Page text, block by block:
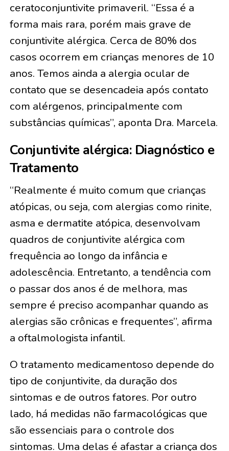
ceratoconjuntivite primaveril. “Essa é a
forma mais rara, porém mais grave de
conjuntivite alérgica. Cerca de 80% dos
casos ocorrem em crianças menores de 10
anos. Temos ainda a alergia ocular de
contato que se desencadeia após contato
com alérgenos, principalmente com
substâncias químicas”, aponta Dra. Marcela.
Conjuntivite alérgica: Diagnóstico e
Tratamento
“Realmente é muito comum que crianças
atópicas, ou seja, com alergias como rinite,
asma e dermatite atópica, desenvolvam
quadros de conjuntivite alérgica com
frequência ao longo da infância e
adolescência. Entretanto, a tendência com
o passar dos anos é de melhora, mas
sempre é preciso acompanhar quando as
alergias são crônicas e frequentes”, afirma
a oftalmologista infantil.
O tratamento medicamentoso depende do
tipo de conjuntivite, da duração dos
sintomas e de outros fatores. Por outro
lado, há medidas não farmacológicas que
são essenciais para o controle dos
sintomas. Uma delas é afastar a criança dos